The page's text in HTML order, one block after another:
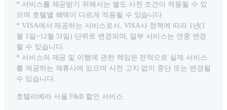
* 서비스를 제공받기 위해서는 별도 사전 조건이 적용될 수 있
으며 호텔별 혜택이 다르게 적용될 수 있습니다.
* VISA에서 제공하는 서비스로서, VISA사 정책에 따라 1년(1
월 1일~12월 31일) 단위로 변경되며, 일부 서비스는 연중 변경
될 수 있습니다.
* 서비스의 제공 및 이행에 관한 책임은 전적으로 실제 서비스
를 제공하는 제휴사에 있으며 사전 고지 없이 중단 또는 변경될
수 있습니다.
호텔리베라 서울 F&B 할인 서비스